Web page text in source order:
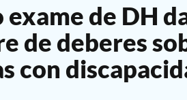
de DH
de deberes
con